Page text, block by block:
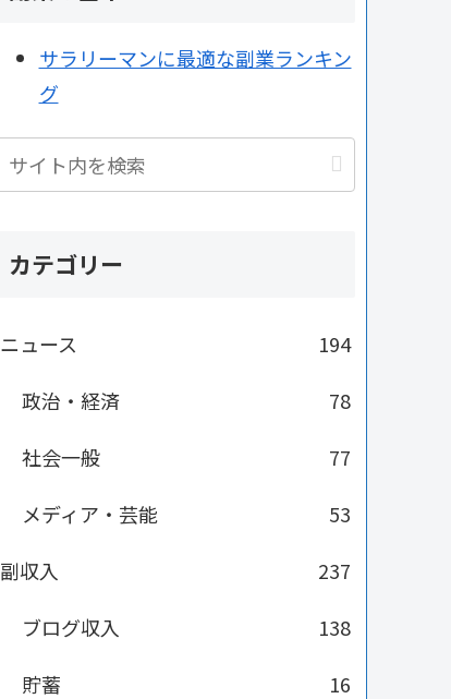
サラリーマンに最適な副業ランキン
グ
カテゴリー
ニュース
194
政治・経済
78
社会一般
77
メディア・芸能
53
副収入
237
ブログ収入
138
貯蓄
16